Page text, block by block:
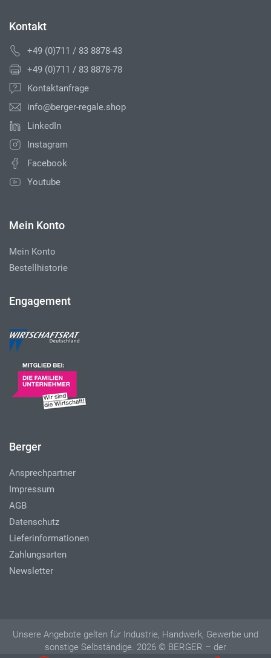
Kontakt
+49 (0)711 / 83 8878-43
+49 (0)711 / 83 8878-78
Kontaktanfrage
info@berger-regale.shop
LinkedIn
Instagram
Facebook
Youtube
Mein Konto
Mein Konto
Bestellhistorie
Engagement
Berger
Ansprechpartner
Impressum
AGB
Datenschutz
Lieferinformationen
Zahlungsarten
Newsletter
Unsere Angebote gelten für Industrie, Handwerk, Gewerbe und
sonstige Selbständige. 2026 © BERGER – der